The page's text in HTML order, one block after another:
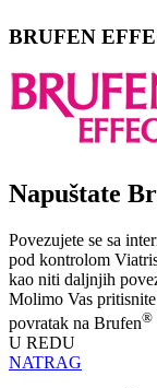
BRUFEN
Napuštate
Povezujete se sa
pod kontrolom
kao niti daljnjih
Molimo Vas
povratak na Brufen®
U REDU
NATRAG